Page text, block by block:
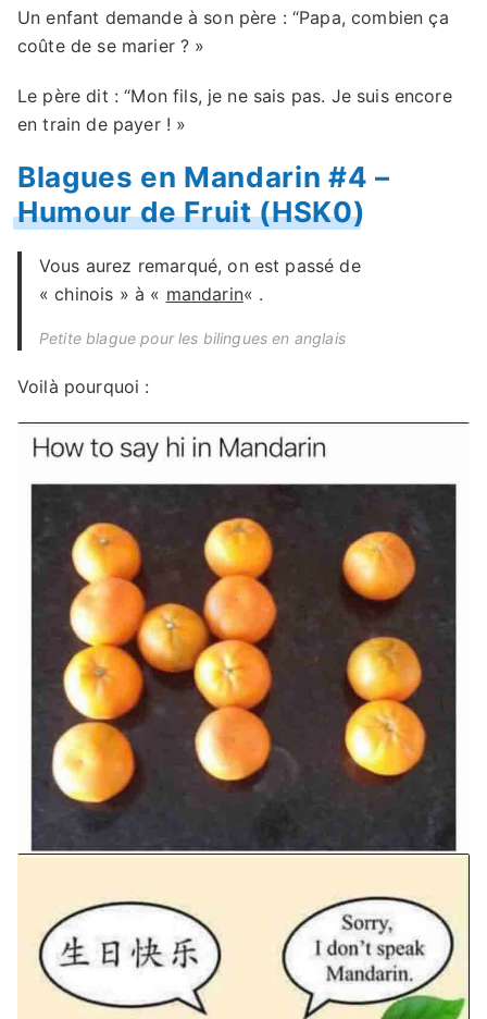
Un enfant demande à son père : “Papa, combien ça
coûte de se marier ? »
Le père dit : “Mon fils, je ne sais pas. Je suis encore
en train de payer ! »
Blagues en Mandarin #4 –
Humour de Fruit (HSK0)
Vous aurez remarqué, on est passé de
« chinois » à « mandarin« .
Petite blague pour les bilingues en anglais
Voilà pourquoi :